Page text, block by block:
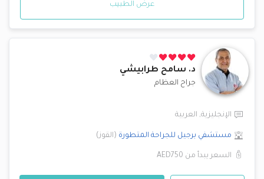
عرض الطبيب
د. سامح طرابيشي
جراح العظام
الإنجليزية, العربية
مستشفي برجيل للجراحة المتطورة (القوز)
السعر يبدأ من AED750